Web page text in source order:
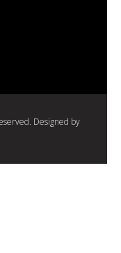
Designed by